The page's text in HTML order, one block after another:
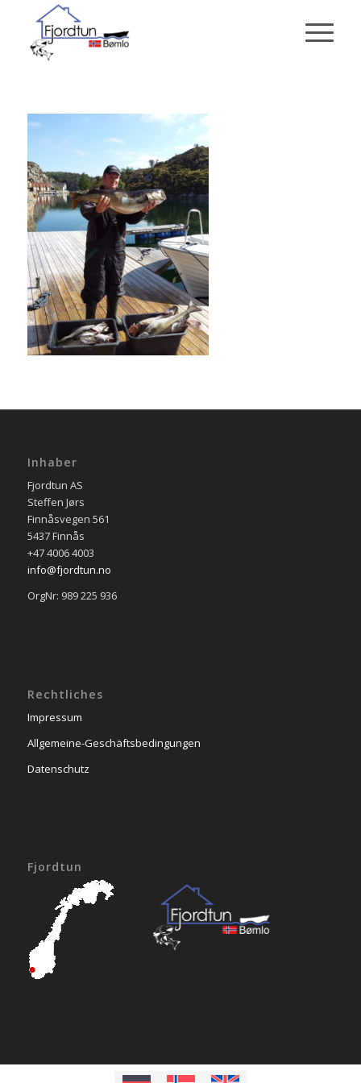
Inhaber
Fjordtun AS
Steffen Jørs
Finnåsvegen 561
5437 Finnås
+47 4006 4003
info@fjordtun.no
OrgNr: 989 225 936
Rechtliches
Impressum
Allgemeine-Geschäftsbedingungen
Datenschutz
Fjordtun